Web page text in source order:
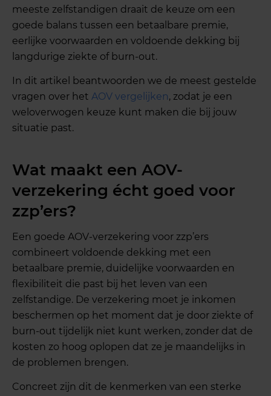
meeste zelfstandigen draait de keuze om een
goede balans tussen een betaalbare premie,
eerlijke voorwaarden en voldoende dekking bij
langdurige ziekte of burn-out.
In dit artikel beantwoorden we de meest gestelde
vragen over het AOV vergelijken, zodat je een
weloverwogen keuze kunt maken die bij jouw
situatie past.
Wat maakt een AOV-
verzekering écht goed voor
zzp’ers?
Een goede AOV-verzekering voor zzp’ers
combineert voldoende dekking met een
betaalbare premie, duidelijke voorwaarden en
flexibiliteit die past bij het leven van een
zelfstandige. De verzekering moet je inkomen
beschermen op het moment dat je door ziekte of
burn-out tijdelijk niet kunt werken, zonder dat de
kosten zo hoog oplopen dat ze je maandelijks in
de problemen brengen.
Concreet zijn dit de kenmerken van een sterke